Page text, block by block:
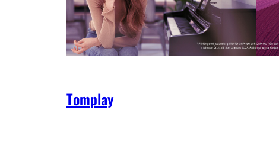
Tomplay